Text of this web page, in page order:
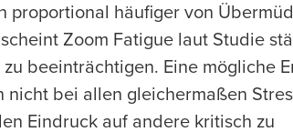
proportional häufiger von
Zoom Fatigue laut Studie
beeinträchtigen. Eine mögliche
bei allen gleichermaßen
Eindruck auf andere kritisch zu